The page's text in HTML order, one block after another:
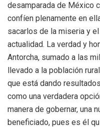
desamparada de México
confíen plenamente en
sacarlos de la miseria y
actualidad. La verdad y
Antorcha, sumado a las
llevado a la población
que está dando
como una verdadera
manera de gobernar, una
beneficiado, pues es él